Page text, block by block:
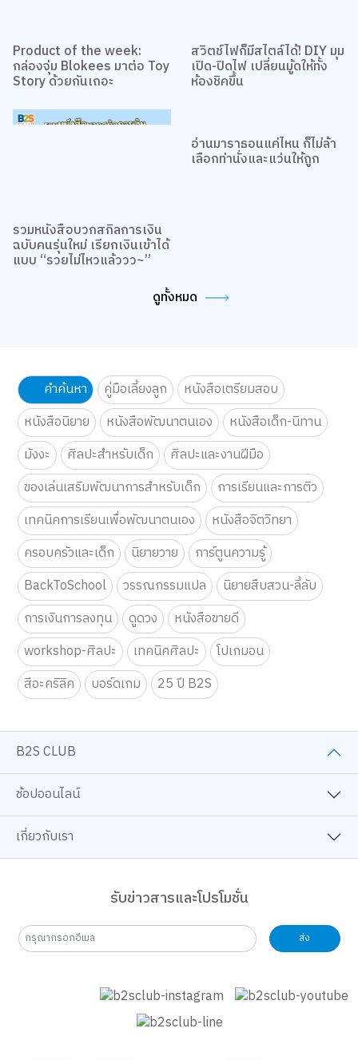
Product of the week:
กล่องจุ่ม Blokees มาต่อ Toy
Story ด้วยกันเถอะ
สวิตช์ไฟก็มีสไตล์ได้! DIY มุม
เปิด-ปิดไฟ เปลี่ยนมู้ดให้ทั้ง
ห้องชิคขึ้น
รวมหนังสือบวกสกิลการเงิน
ฉบับคนรุ่นใหม่ เรียกเงินเข้าได้
แบบ “รวยไม่ไหวแล้ววว~”
อ่านมาราธอนแค่ไหน ก็ไม่ล้า
เลือกท่านั่งและแว่นให้ถูก
ดูทั้งหมด
คำค้นหา คู่มือเลี้ยงลูก
หนังสือเตรียมสอบ
หนังสือนิยาย
หนังสือพัฒนาตนเอง
หนังสือเด็ก-นิทาน
มังงะ
ศิลปะสำหรับเด็ก
ศิลปะและงานฝีมือ
ของเล่นเสริมพัฒนาการสำหรับเด็ก
การเรียนและการติว
เทคนิคการเรียนเพื่อพัฒนาตนเอง
หนังสือจิตวิทยา
ครอบครัวและเด็ก
นิยายวาย
การ์ตูนความรู้
BackToSchool
วรรณกรรมแปล
นิยายสืบสวน-ลี้ลับ
การเงินการลงทุน
ดูดวง
หนังสือขายดี
workshop-ศิลปะ
เทคนิคศิลปะ
โปเกมอน
สีอะคริลิค
บอร์ดเกม 25 ปี B2S
B2S CLUB
ช้อปออนไลน์
เกี่ยวกับเรา
รับข่าวสารและโปรโมชั่น
ส่ง